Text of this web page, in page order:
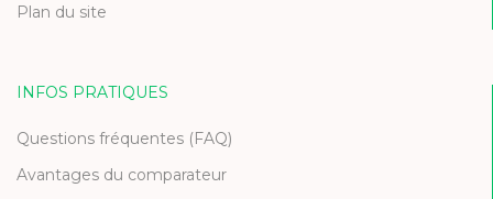
Plan du site
INFOS PRATIQUES
Questions fréquentes (FAQ)
Avantages du comparateur